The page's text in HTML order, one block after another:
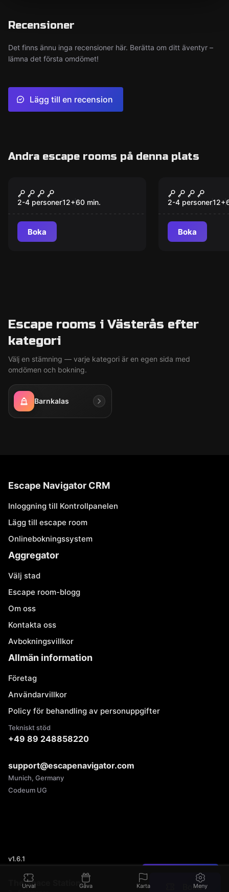
Recensioner
Det finns ännu inga recensioner här. Berätta om ditt äventyr –
lämna det första omdömet!
Lägg till en recension
Andra escape rooms på denna plats
Dungeons - The King
2-4 personer12+60 min.
Boka
Dungeons
Emperor
2-4 personer12+
Boka
The Space Station Boka
Escape rooms i Västerås efter
kategori
Välj en stämning — varje kategori är en egen sida med
omdömen och bokning.
Barnkalas
Hittade du ett fel?
Escape Navigator CRM
Inloggning till Kontrollpanelen
Lägg till escape room
Onlinebokningssystem
Aggregator
Välj stad
Escape room-blogg
Om oss
Kontakta oss
Avbokningsvillkor
Allmän information
Företag
Användarvillkor
Policy för behandling av personuppgifter
Tekniskt stöd
+49 89 248858220
support@escapenavigator.com
Munich, Germany
Codeum UG
v1.6.1
Urval Gåva Karta Meny